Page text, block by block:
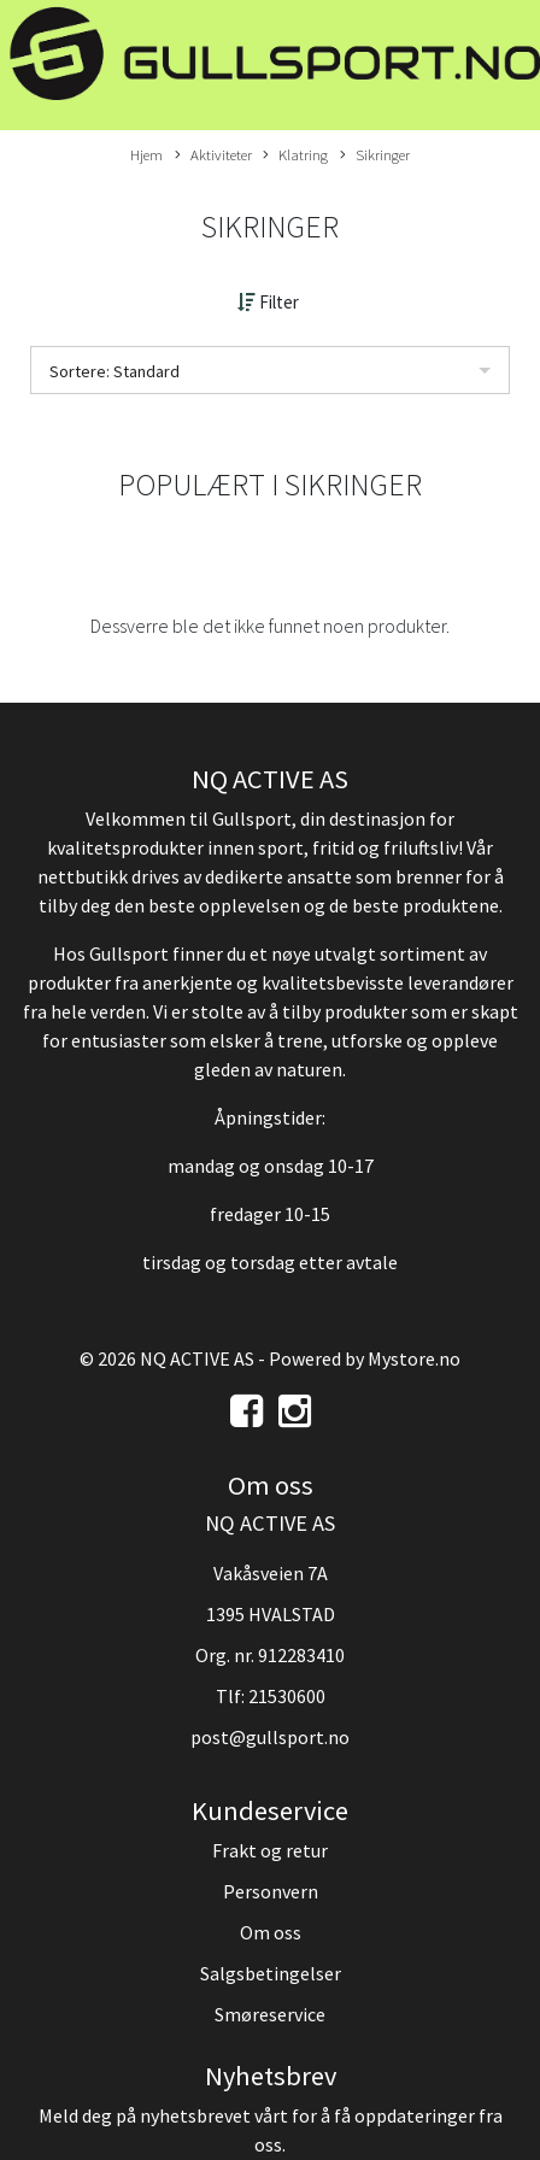
Hjem Aktiviteter Klatring Sikringer
SIKRINGER
Filter
Sortere: Standard
POPULÆRT I SIKRINGER
Dessverre ble det ikke funnet noen produkter.
NQ ACTIVE AS
Velkommen til Gullsport, din destinasjon for
kvalitetsprodukter innen sport, fritid og friluftsliv! Vår
nettbutikk drives av dedikerte ansatte som brenner for å
tilby deg den beste opplevelsen og de beste produktene.
Hos Gullsport finner du et nøye utvalgt sortiment av
produkter fra anerkjente og kvalitetsbevisste leverandører
fra hele verden. Vi er stolte av å tilby produkter som er skapt
for entusiaster som elsker å trene, utforske og oppleve
gleden av naturen.
Åpningstider:
mandag og onsdag 10-17
fredager 10-15
tirsdag og torsdag etter avtale
© 2026 NQ ACTIVE AS - Powered byMystore.no
Om oss
NQ ACTIVE AS
Vakåsveien 7A
1395 HVALSTAD
Org. nr. 912283410
Tlf: 21530600
post@gullsport.no
Kundeservice
Frakt og retur
Personvern
Om oss
Salgsbetingelser
Smøreservice
Nyhetsbrev
Meld deg på nyhetsbrevet vårt for å få oppdateringer fra
oss.